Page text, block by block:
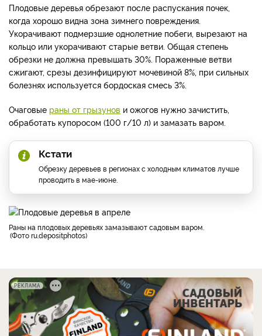
Плодовые деревья обрезают после распускания почек,
когда хорошо видна зона зимнего повреждения.
Укорачивают подмерзшие однолетние побеги, вырезают на
кольцо или укорачивают старые ветви. Общая степень
обрезки не должна превышать 30%. Пораженные ветви
сжигают, срезы дезинфицируют мочевиной 8%, при сильных
болезнях используется бордоская смесь 3%.
Очаговые раны от грызунов и ожогов нужно зачистить,
обработать купоросом (100 г/10 л) и замазать варом.
Кстати
Обрезку деревьев в регионах с холодным климатов лучше
проводить в мае-июне.
раны на плодовых деревьях замазывают садовым варом.
Фото ru.depositphotos
РЕКЛАМА